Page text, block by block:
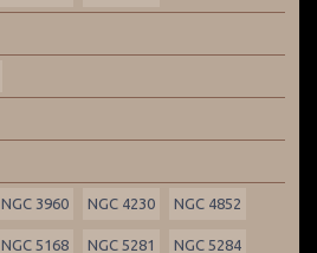
NGC 3960 NGC 4230 NGC 4852
NGC 5168 NGC 5281 NGC 5284